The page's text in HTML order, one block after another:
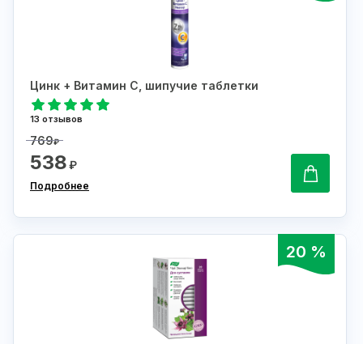
Цинк + Витамин С, шипучие таблетки
13 отзывов
769₽
538₽
Подробнее
20 %